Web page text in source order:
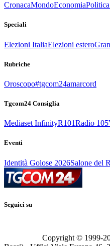
CronacaMondoEconomiaPolitica
Speciali
Elezioni ItaliaElezioni estero
Rubriche
Oroscopo#tgcom24amarcord
Tgcom24 Consiglia
Mediaset InfinityR101Radio 105
Eventi
Identità Golose 2026Salone del
Seguici su
Copyright © 1999-